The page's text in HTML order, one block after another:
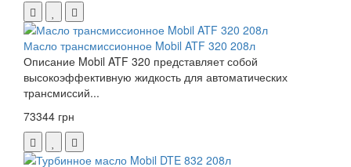
Масло трансмиссионное Mobil ATF 320 208л
Описание Mobil ATF 320 представляет собой
высокоэффективную жидкость для автоматических
трансмиссий...
73344 грн